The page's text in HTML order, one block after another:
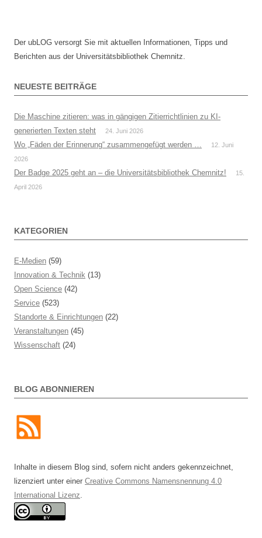
Der ubLOG versorgt Sie mit aktuellen Informationen, Tipps und
Berichten aus der Universitätsbibliothek Chemnitz.
NEUESTE BEITRÄGE
Die Maschine zitieren: was in gängigen Zitierrichtlinien zu KI-
generierten Texten steht
24. Juni 2026
Wo „Fäden der Erinnerung“ zusammengefügt werden …
12. Juni
2026
Der Badge 2025 geht an – die Universitätsbibliothek Chemnitz!
15.
April 2026
KATEGORIEN
E-Medien (59)
Innovation & Technik (13)
Open Science (42)
Service (523)
Standorte & Einrichtungen (22)
Veranstaltungen (45)
Wissenschaft (24)
BLOG ABONNIEREN
Inhalte in diesem Blog sind, sofern nicht anders gekennzeichnet,
lizenziert unter einer Creative Commons Namensnennung 4.0
International Lizenz